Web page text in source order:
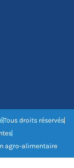
Tous droits réservés
agro-alimentaire